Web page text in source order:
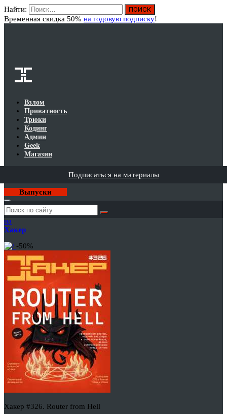
Найти:
Временная скидка 50% на годовую подписку!
Взлом
Приватность
Трюки
Кодинг
Админ
Geek
Магазин
Подписаться на материалы
Выпуски
Годовая
подписка
на
Хакер
-50%
Хакер #326. Router from Hell